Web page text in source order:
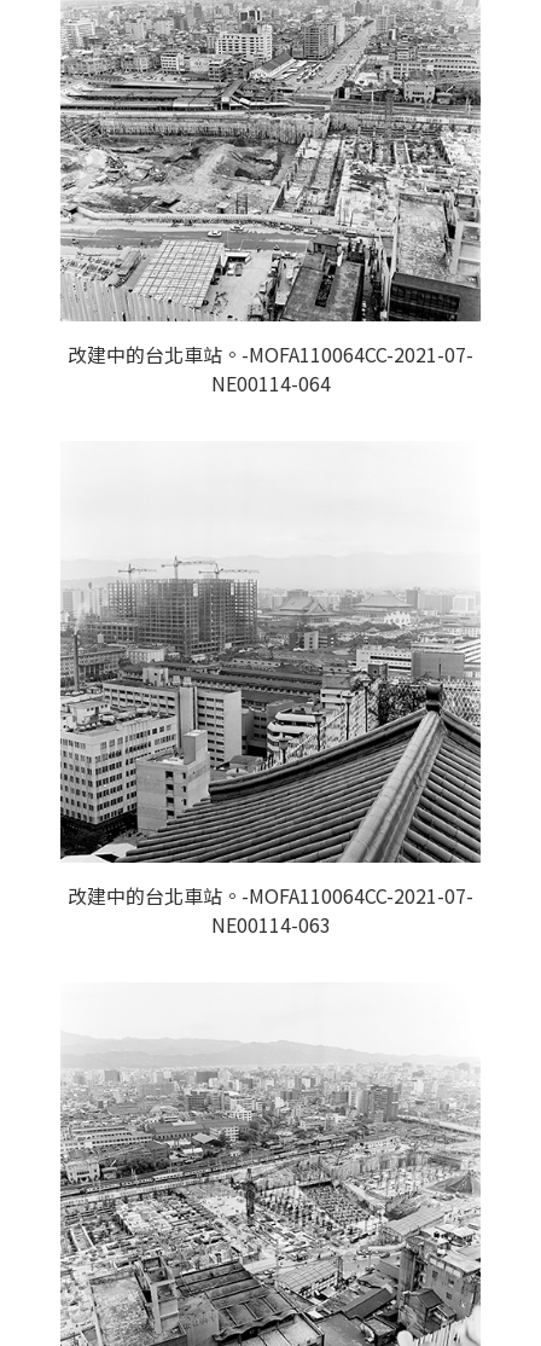
改建中的台北車站。-MOFA110064CC-2021-07-
NE00114-064
改建中的台北車站。-MOFA110064CC-2021-07-
NE00114-063